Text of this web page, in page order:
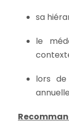
sa
le
lors de